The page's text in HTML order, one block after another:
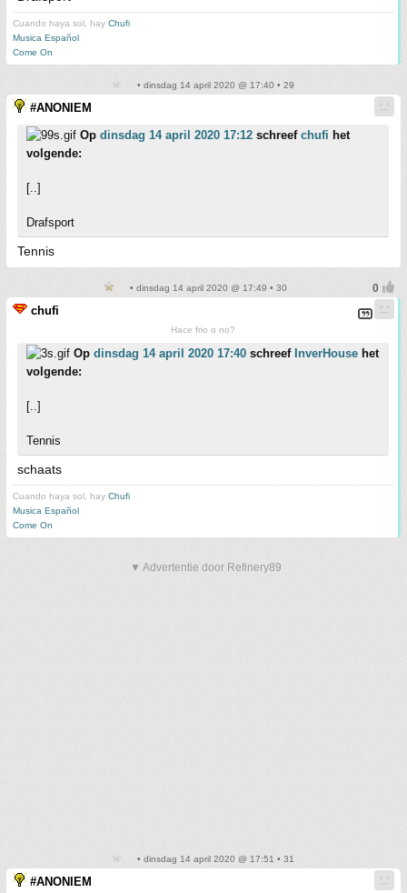
Cuando haya sol, hay Chufi
Musica Español
Come On
• dinsdag 14 april 2020 @ 17:40 • 29
#ANONIEM
Op dinsdag 14 april 2020 17:12 schreef chufi het
volgende:
[..]
Drafsport
Tennis
• dinsdag 14 april 2020 @ 17:49 • 30
chufi
Hace frio o no?
Op dinsdag 14 april 2020 17:40 schreef InverHouse het
volgende:
[..]
Tennis
schaats
Cuando haya sol, hay Chufi
Musica Español
Come On
▼ Advertentie door Refinery89
• dinsdag 14 april 2020 @ 17:51 • 31
#ANONIEM